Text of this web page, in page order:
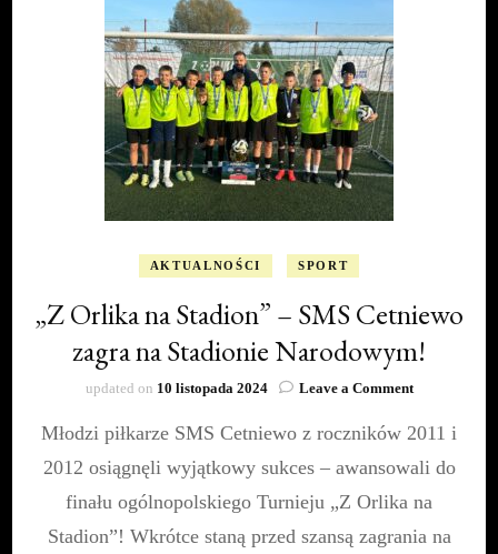
AKTUALNOŚCI SPORT
„Z Orlika na Stadion” – SMS Cetniewo
zagra na Stadionie Narodowym!
updated on 10 listopada 2024 Leave a Commenton
Orlika
Stadion”
–
Cetniewo
Młodzi piłkarze SMS Cetniewo z roczników 2011 i
2012 osiągnęli wyjątkowy sukces – awansowali do
finału ogólnopolskiego Turnieju „Z Orlika na
Stadion”! Wkrótce staną przed szansą zagrania na